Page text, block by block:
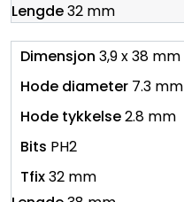
32 mm
3,9 x 38 mm
7.3 mm
2.8 mm
PH2
32 mm